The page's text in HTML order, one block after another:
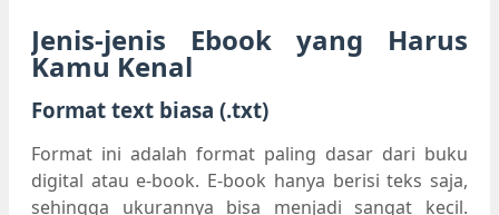
Jenis-jenis Ebook yang Harus
Kamu Kenal
Format text biasa (.txt)
Format ini adalah format paling dasar dari buku
digital atau e-book. E-book hanya berisi teks saja,
sehingga ukurannya bisa menjadi sangat kecil.